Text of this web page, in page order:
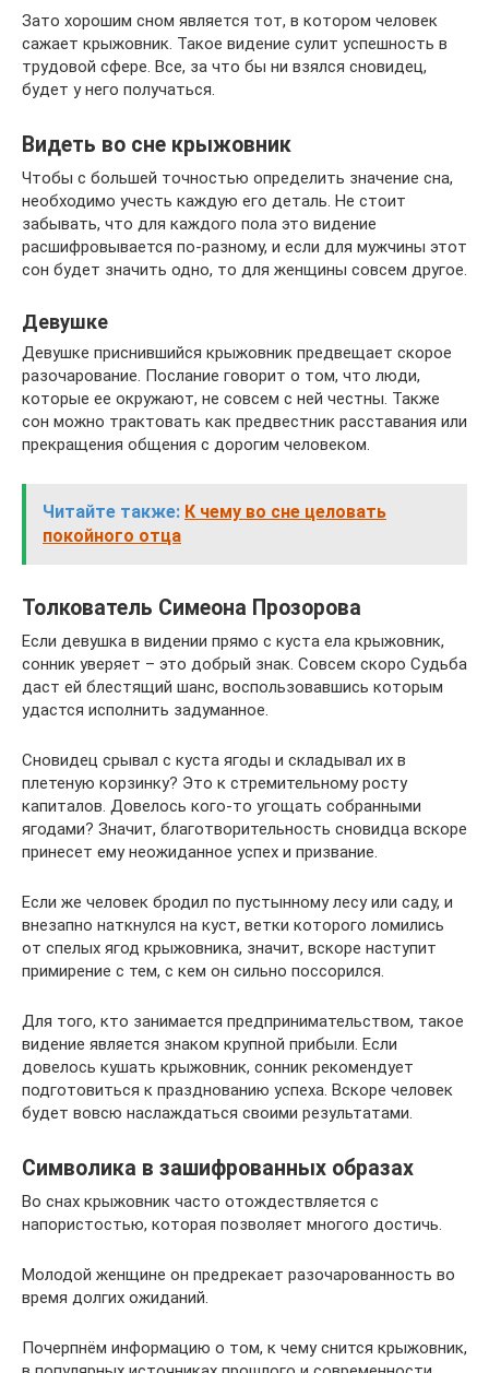
Зато хорошим сном является тот, в котором человек
сажает крыжовник. Такое видение сулит успешность в
трудовой сфере. Все, за что бы ни взялся сновидец,
будет у него получаться.
Видеть во сне крыжовник
Чтобы с большей точностью определить значение сна,
необходимо учесть каждую его деталь. Не стоит
забывать, что для каждого пола это видение
расшифровывается по-разному, и если для мужчины этот
сон будет значить одно, то для женщины совсем другое.
Девушке
Девушке приснившийся крыжовник предвещает скорое
разочарование. Послание говорит о том, что люди,
которые ее окружают, не совсем с ней честны. Также
сон можно трактовать как предвестник расставания или
прекращения общения с дорогим человеком.
Читайте также: К чему во сне целовать
покойного отца
Толкователь Симеона Прозорова
Если девушка в видении прямо с куста ела крыжовник,
сонник уверяет – это добрый знак. Совсем скоро Судьба
даст ей блестящий шанс, воспользовавшись которым
удастся исполнить задуманное.
Сновидец срывал с куста ягоды и складывал их в
плетеную корзинку? Это к стремительному росту
капиталов. Довелось кого-то угощать собранными
ягодами? Значит, благотворительность сновидца вскоре
принесет ему неожиданное успех и призвание.
Если же человек бродил по пустынному лесу или саду, и
внезапно наткнулся на куст, ветки которого ломились
от спелых ягод крыжовника, значит, вскоре наступит
примирение с тем, с кем он сильно поссорился.
Для того, кто занимается предпринимательством, такое
видение является знаком крупной прибыли. Если
довелось кушать крыжовник, сонник рекомендует
подготовиться к празднованию успеха. Вскоре человек
будет вовсю наслаждаться своими результатами.
Символика в зашифрованных образах
Во снах крыжовник часто отождествляется с
напористостью, которая позволяет многого достичь.
Молодой женщине он предрекает разочарованность во
время долгих ожиданий.
Почерпнём информацию о том, к чему снится крыжовник,